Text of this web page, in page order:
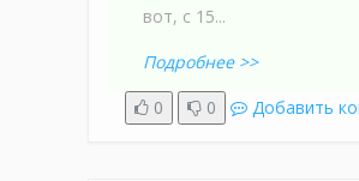
вот, с 15...
Подробнее >>
0
0 Добавить